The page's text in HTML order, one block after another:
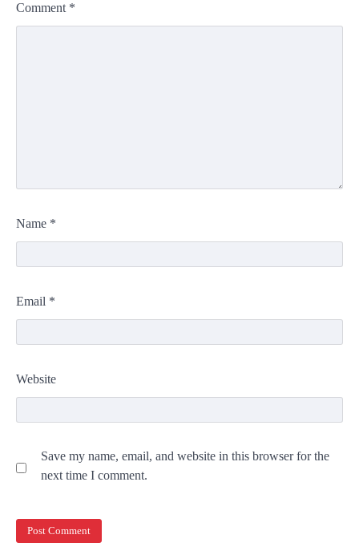
Comment *
Name *
Email *
Website
Save my name, email, and website in this browser for the
next time I comment.